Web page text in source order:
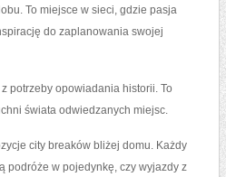
To miejsce w sieci, gdzie pasja
do zaplanowania swojej
potrzeby opowiadania historii. To
świata odwiedzanych miejsc.
city breaków bliżej domu. Każdy
podróże w pojedynkę, czy wyjazdy z